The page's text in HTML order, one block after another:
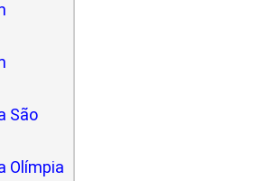
São
Olímpia